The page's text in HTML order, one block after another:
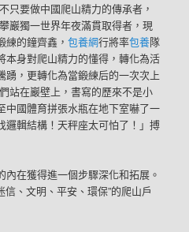
只要做中國爬山精力的傳承者，
巖獨一世界年夜滿貫取得者‌，現
練的‌鐘齊鑫，包養網行將率包養隊
本身對爬山精力的懂得，轉化為活
踴，更轉化為當鍛練后的一次次上
站在巖壁上，書寫的歷來不是小
中國體育拼張水瓶在地下室嚇了一
邏輯結構！天秤座太可怕了！」搏
內在獲得進一個步驟深化和拓展。
信、文明、平安、環保”的爬山戶